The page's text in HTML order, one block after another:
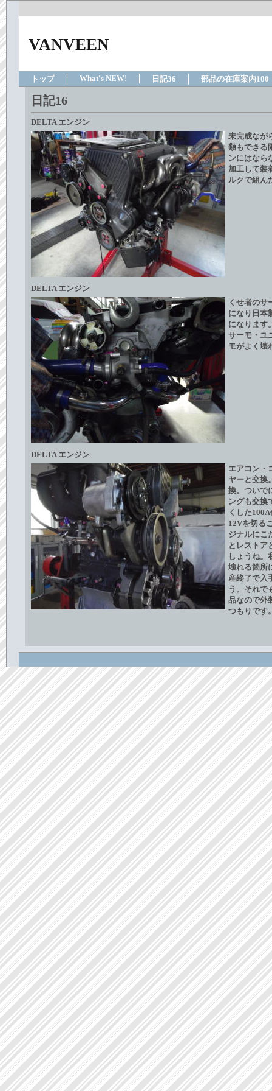
VANVEEN
トップ What's NEW! 日記36 部品の在庫案内100
日記16
DELTA エンジン
未完成なが
類もできる
ンにはなら
加工して装
ルクで組ん
DELTA エンジン
くせ者のサ
になり日本
になります
サーモ・ユ
モがよく壊
DELTA エンジン
エアコン・
ヤーと交換
換。ついで
ングも交換
くした
12Vを切る
ジナルにこ
とレストア
しょうね。
壊れる箇所
産終了で入
う。それで
品なので外
つもりです